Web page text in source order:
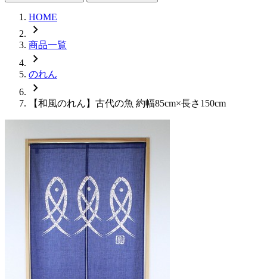
HOME
chevron_right
商品一覧
chevron_right
のれん
chevron_right
【和風のれん】古代の魚 約幅85cm×長さ150cm